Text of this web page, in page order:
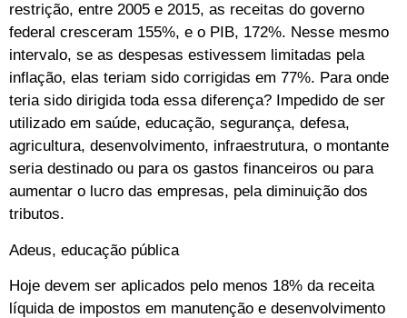
restrição, entre 2005 e 2015, as receitas do governo
federal cresceram 155%, e o PIB, 172%. Nesse mesmo
intervalo, se as despesas estivessem limitadas pela
inflação, elas teriam sido corrigidas em 77%. Para onde
teria sido dirigida toda essa diferença? Impedido de ser
utilizado em saúde, educação, segurança, defesa,
agricultura, desenvolvimento, infraestrutura, o montante
seria destinado ou para os gastos financeiros ou para
aumentar o lucro das empresas, pela diminuição dos
tributos.
Adeus, educação pública
Hoje devem ser aplicados pelo menos 18% da receita
líquida de impostos em manutenção e desenvolvimento